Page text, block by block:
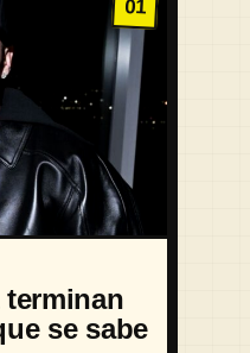
01
terminan
se sabe